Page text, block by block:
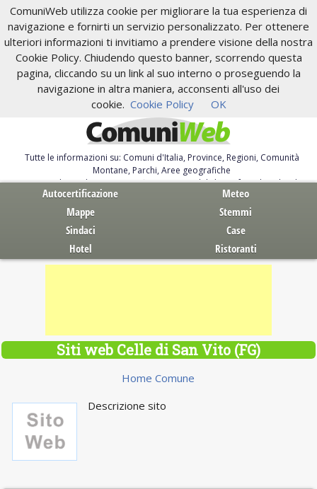
ComuniWeb utilizza cookie per migliorare la tua esperienza di
navigazione e fornirti un servizio personalizzato. Per ottenere
ulteriori informazioni ti invitiamo a prendere visione della nostra
Cookie Policy. Chiudendo questo banner, scorrendo questa
pagina, cliccando su un link al suo interno o proseguendo la
navigazione in altra maniera, acconsenti all'uso dei
cookie. Cookie Policy OK
Tutte le informazioni su: Comuni d'Italia, Province, Regioni, Comunità
Montane, Parchi, Aree geografiche
Servizi al Cittadino. Autocertificazione, moduli, leggi, free download
Autocertificazione
Meteo
Mappe
Stemmi
Sindaci
Case
Hotel
Ristoranti
Siti web Celle di San Vito (FG)
Home Comune
Descrizione sito